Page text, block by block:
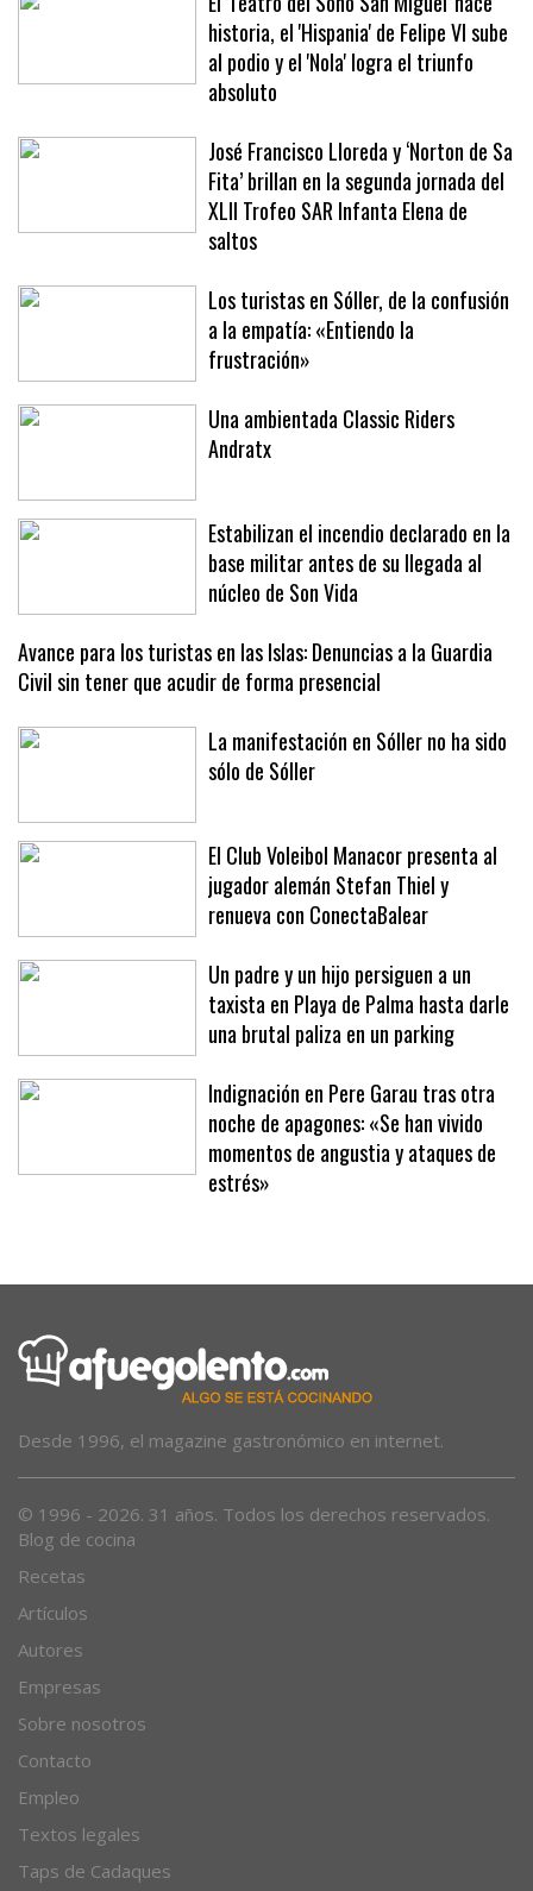
El 'Teatro del Soho San Miguel' hace
historia, el 'Hispania' de Felipe VI sube
al podio y el 'Nola' logra el triunfo
absoluto
José Francisco Lloreda y ‘Norton de Sa
Fita’ brillan en la segunda jornada del
XLII Trofeo SAR Infanta Elena de
saltos
Los turistas en Sóller, de la confusión
a la empatía: «Entiendo la
frustración»
Una ambientada Classic Riders
Estabilizan el incendio declarado en la
base militar antes de su llegada al
núcleo de Son Vida
Avance para los turistas en las Islas: Denuncias a la Guardia
Civil sin tener que acudir de forma presencial
La manifestación en Sóller no ha sido
El Club Voleibol Manacor presenta al
jugador alemán Stefan Thiel y
renueva con ConectaBalear
Un padre y un hijo persiguen a un
taxista en Playa de Palma hasta darle
una brutal paliza en un parking
Indignación en Pere Garau tras otra
noche de apagones: «Se han vivido
momentos de angustia y ataques de
Blog de cocina
Recetas
Artículos
Autores
Empresas
Sobre nosotros
Contacto
Empleo
Textos legales